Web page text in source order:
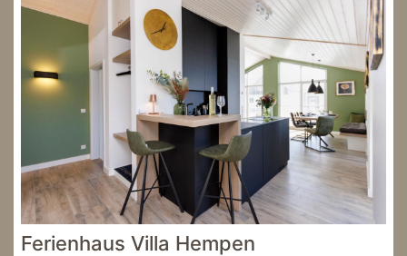
Ferienhaus Villa Hempen